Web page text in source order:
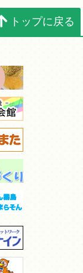
トップに戻る